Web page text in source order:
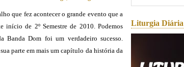
que fez acontecer o grande evento que a
início de 2º Semestre de 2010. Podemos
Banda Dom foi um verdadeiro sucesso.
parte em mais um capítulo da história da
Liturgia Diária